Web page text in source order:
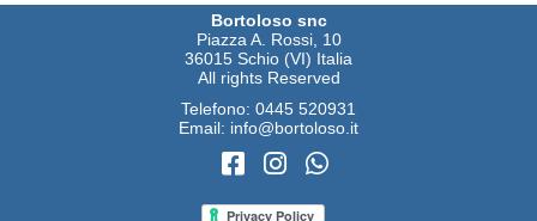
Bortoloso snc
Piazza A. Rossi, 10
36015 Schio (VI) Italia
All rights Reserved
Telefono: 0445 520931
Email: info@bortoloso.it